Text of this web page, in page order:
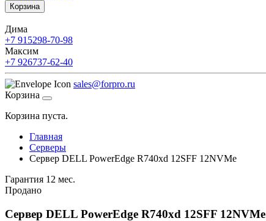
Корзина
Дима
+7 915298-70-98
Максим
+7 926737-62-40
sales@forpro.ru
Корзина
Корзина пуста.
Главная
Серверы
Сервер DELL PowerEdge R740xd 12SFF 12NVMe
Гарантия 12 мес.
Продано
Сервер DELL PowerEdge R740xd 12SFF 12NVMe